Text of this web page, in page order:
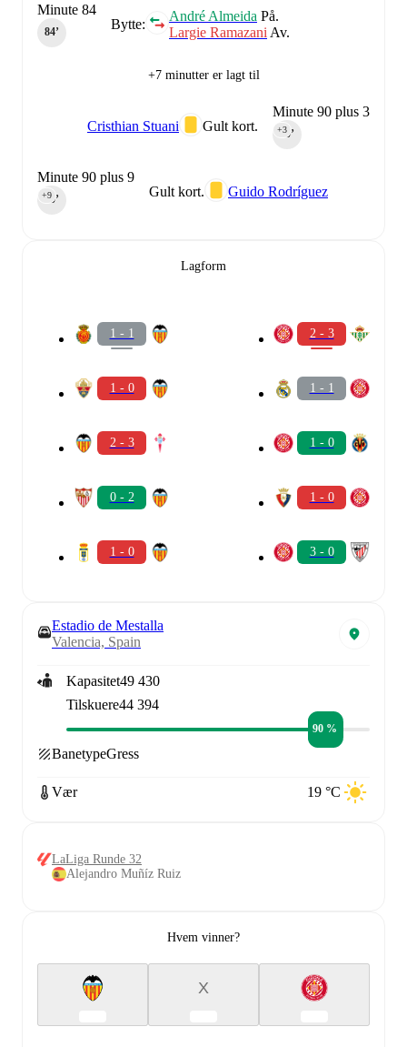
Bytte:
André Almeida På.
Largie Ramazani Av.
Minute 84
84‎’‎
+7 minutter er lagt til
Minute 90 plus 3
90‎’‎
+3
Gult kort.
Cristhian Stuani
Gult kort. Guido Rodríguez
Minute 90 plus 9
90‎’‎
+9
Lagform
1 - 1
1 - 0
2 - 3
0 - 2
1 - 0
2 - 3
1 - 1
1 - 0
1 - 0
3 - 0
Estadio de Mestalla
Valencia, Spain
Kapasitet49 430
Tilskuere44 394
90 %
BanetypeGress
Vær 19 °C
LaLiga Runde 32
Alejandro Muñíz Ruiz
Hvem vinner?
X